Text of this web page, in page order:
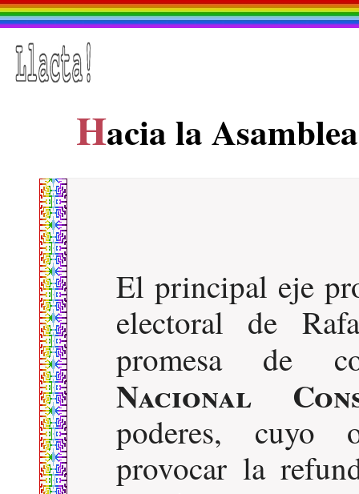
Hacia la
El principal eje
electoral de
promesa de
Nacional
poderes, cuyo
provocar la